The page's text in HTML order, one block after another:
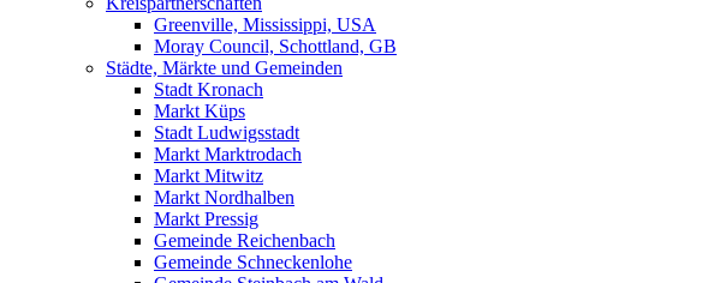
Greenville, Mississippi, USA
Moray Council, Schottland, GB
Städte, Märkte und Gemeinden
Stadt Kronach
Markt Küps
Stadt Ludwigsstadt
Markt Marktrodach
Markt Mitwitz
Markt Nordhalben
Markt Pressig
Gemeinde Reichenbach
Gemeinde Schneckenlohe